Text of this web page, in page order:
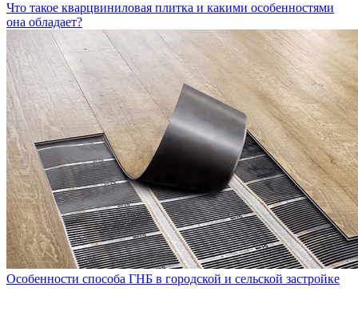
Что такое кварцвиниловая плитка и какими особенностями
она обладает?
Особенности способа ГНБ в городской и сельской застройке